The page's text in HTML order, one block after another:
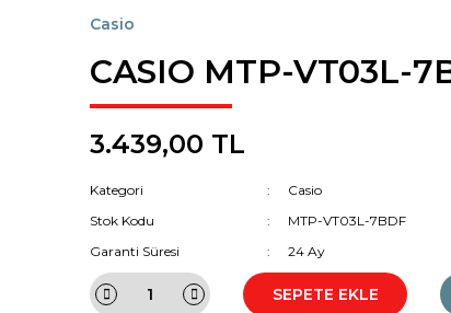
Casio
CASIO MTP-VT03L-
3.439,00 TL
Kategori
Casio
Stok Kodu
MTP-VT03L-7BDF
Garanti Süresi
24 Ay
SEPETE EKLE